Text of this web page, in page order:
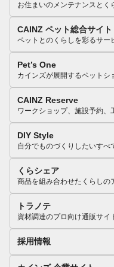
お住まいのメンテナンスとく
CAINZ ペット総合サイト
ペットとのくらしを彩るサー
Pet’s One
カインズが展開するペットシ
CAINZ Reserve
ワークショップ、施設予約、
DIY Style
自分でものづくりしたいすべ
くらシェア
商品を組み合わせたくらしの
トラノテ
資材調達のプロ向け通販サイ
採用情報